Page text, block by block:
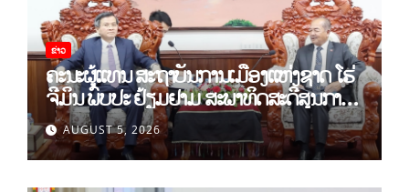
ຂ່າວ
ຄະນະຜູ້ແທນ ສະຖາບັນການເມືອງແຫ່ງຊາດ ໂຮ່
ຈີມິນ ພົບປະ ຢ້ຽມຢາມ ສະພາທິດສະດີສູນກາງ
ພັກAUGUST 5, 2026